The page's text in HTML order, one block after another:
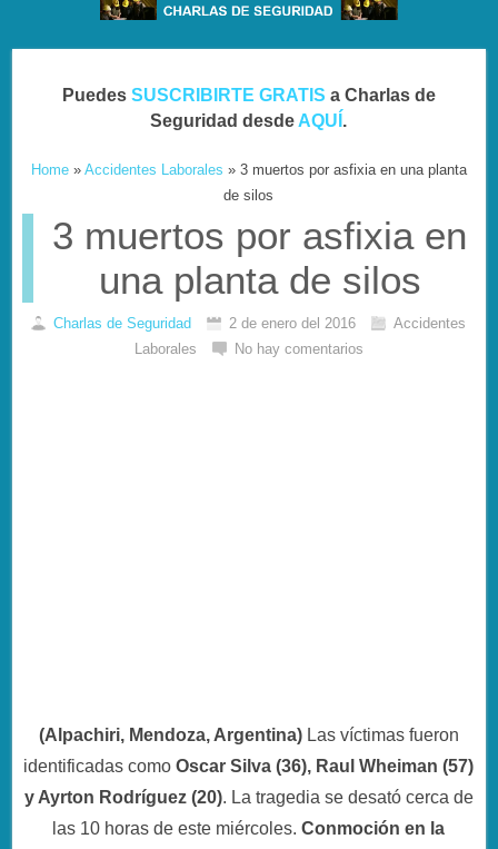
Puedes SUSCRIBIRTE GRATIS a Charlas de
Seguridad desde AQUÍ .
Home» Accidentes Laborales » 3 muertos por asfixia en una planta
de silos
3 muertos por asfixia en
una planta de silos
Charlas de Seguridad 2 de enero del 2016
Accidentes
Laborales
No hay comentarios
(Alpachiri, Mendoza, Argentina)Las víctimas fueron
identificadas comoOscar Silva (36), Raul Wheiman (57)
y Ayrton Rodríguez (20). La tragedia se desató cerca de
las 10 horas de este miércoles.Conmoción en la